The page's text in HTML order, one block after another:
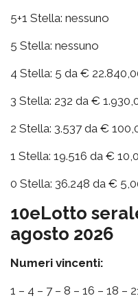
5+1 Stella: nessuno
5 Stella: nessuno
4 Stella: 5 da €
3 Stella: 232 da €
2 Stella: 3.537 da €
1 Stella: 19.516 da €
0 Stella: 36.248 da €
10eLotto
agosto 2026
Numeri vincenti:
1 – 4 – 7 – 8 – 16 – 18 –